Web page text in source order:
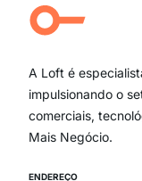
Campo Belo
Ipiranga
Paraíso
Itaim Bibi
A Loft é
impulsionando o
comerciais,
Mais Negócio.
ENDEREÇO